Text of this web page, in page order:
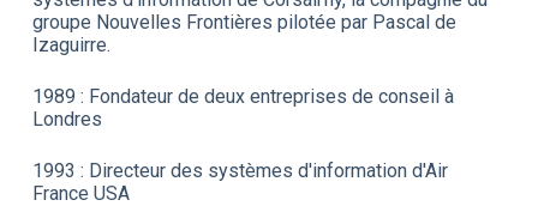
groupe Nouvelles Frontières pilotée par Pascal de
Izaguirre.
1989 : Fondateur de deux entreprises de conseil à
Londres
1993 : Directeur des systèmes d'information d'Air
France USA